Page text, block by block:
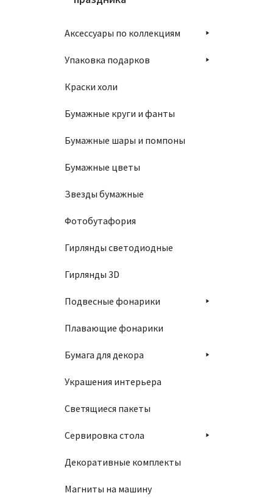
Аксессуары по коллекциям
Упаковка подарков
Краски холи
Бумажные круги и фанты
Бумажные шары и помпоны
Бумажные цветы
Звезды бумажные
Фотобутафория
Гирлянды светодиодные
Гирлянды 3D
Подвесные фонарики
Плавающие фонарики
Бумага для декора
Украшения интерьера
Светящиеся пакеты
Сервировка стола
Декоративные комплекты
Магниты на машину